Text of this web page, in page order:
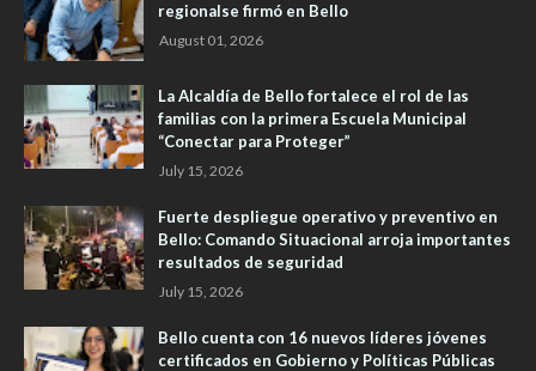
regionalse firmó en Bello
August 01, 2026
La Alcaldía de Bello fortalece el rol de las
familias con la primera Escuela Municipal
“Conectar para Proteger”
July 15, 2026
Fuerte despliegue operativo y preventivo en
Bello: Comando Situacional arroja importantes
resultados de seguridad
July 15, 2026
Bello cuenta con 16 nuevos líderes jóvenes
certificados en Gobierno y Políticas Públicas